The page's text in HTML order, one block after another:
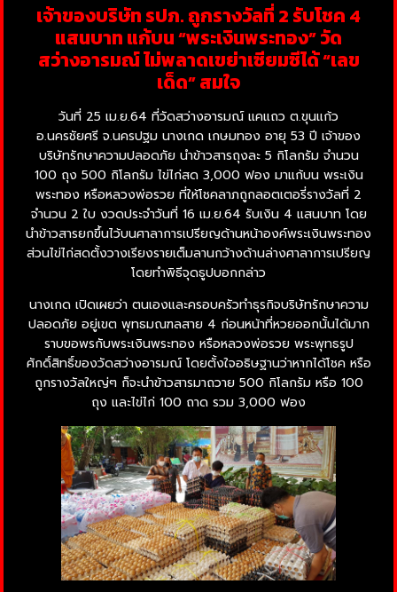
เจ้าของบริษัท รปภ. ถูกรางวัลที่ 2 รับโชค 4
แสนบาท แก้บน “พระเงินพระทอง” วัด
สว่างอารมณ์ ไม่พลาดเขย่าเซียมซีได้ “เลข
เด็ด” สมใจ
วันที่ 25 เม.ย.64 ที่วัดสว่างอารมณ์ แคแถว ต.ขุนแก้ว
อ.นครชัยศรี จ.นครปฐม นางเกด เกษมทอง อายุ 53 ปี เจ้าของ
บริษัทรักษาความปลอดภัย นำข้าวสารถุงละ 5 กิโลกรัม จำนวน
100 ถุง 500 กิโลกรัม ไข่ไก่สด 3,000 ฟอง มาแก้บน พระเงิน
พระทอง หรือหลวงพ่อรวย ที่ให้โชคลาภถูกลอตเตอรี่รางวัลที่ 2
จำนวน 2 ใบ งวดประจำวันที่ 16 เม.ย.64 รับเงิน 4 แสนบาท โดย
นำข้าวสารยกขึ้นไว้บนศาลาการเปรียญด้านหน้าองค์พระเงินพระทอง
ส่วนไข่ไก่สดตั้งวางเรียงรายเต็มลานกว้างด้านล่างศาลาการเปรียญ
โดยทำพิธีจุดธูปบอกกล่าว
นางเกด เปิดเผยว่า ตนเองและครอบครัวทำธุรกิจบริษัทรักษาความ
ปลอดภัย อยู่เขต พุทธมณฑลสาย 4 ก่อนหน้าที่หวยออกนั้นได้มาก
ราบขอพรกับพระเงินพระทอง หรือหลวงพ่อรวย พระพุทธรูป
ศักดิ์สิทธิ์ของวัดสว่างอารมณ์ โดยตั้งใจอธิษฐานว่าหากได้โชค หรือ
ถูกรางวัลใหญ่ๆ ก็จะนำข้าวสารมาถวาย 500 กิโลกรัม หรือ 100
ถุง และไข่ไก่ 100 ถาด รวม 3,000 ฟอง